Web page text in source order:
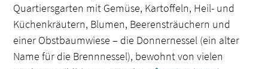
Quartiersgarten mit Gemüse, Kartoffeln, Heil- und
Küchenkräutern, Blumen, Beerensträuchern und
einer Obstbaumwiese – die Donnernessel (ein alter
Name für die Brennnessel), bewohnt von vielen